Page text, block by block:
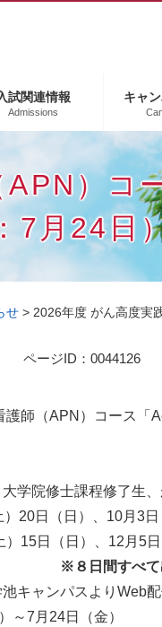
試関連情報
Admissions
キャ
）コ
7月24日
せ > 2026年度 がん高度実
ページID：0044126
護師（APN）コース「
院修士課程修了生、
20日（日）、10月3日
（日）、12月5日（
て出席で
キャンパスよりWeb配
～7月24日（金）